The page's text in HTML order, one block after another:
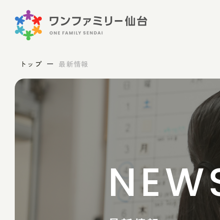
トップ 最新情報